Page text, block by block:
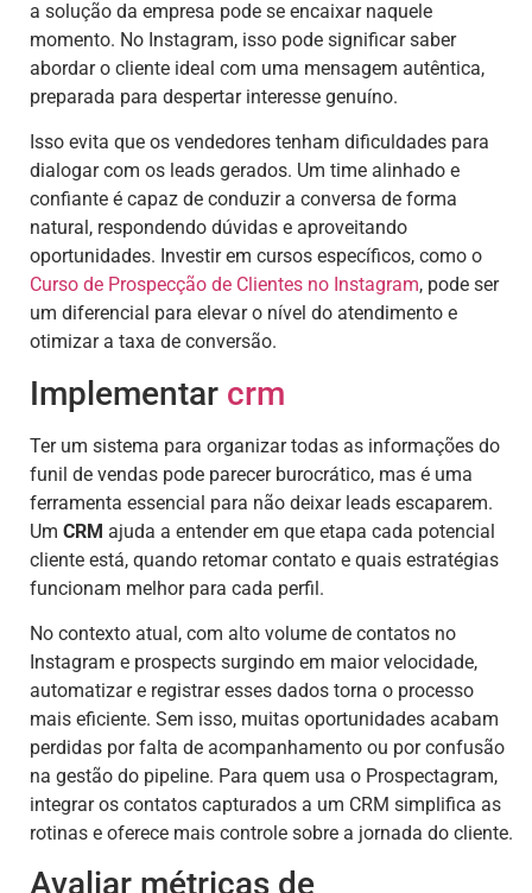
a solução da empresa pode se encaixar naquele
momento. No Instagram, isso pode significar saber
abordar o cliente ideal com uma mensagem autêntica,
preparada para despertar interesse genuíno.
Isso evita que os vendedores tenham dificuldades para
dialogar com os leads gerados. Um time alinhado e
confiante é capaz de conduzir a conversa de forma
natural, respondendo dúvidas e aproveitando
oportunidades. Investir em cursos específicos, como o
Curso de Prospecção de Clientes no Instagram, pode ser
um diferencial para elevar o nível do atendimento e
otimizar a taxa de conversão.
Implementar crm
Ter um sistema para organizar todas as informações do
funil de vendas pode parecer burocrático, mas é uma
ferramenta essencial para não deixar leads escaparem.
Um CRM ajuda a entender em que etapa cada potencial
cliente está, quando retomar contato e quais estratégias
funcionam melhor para cada perfil.
No contexto atual, com alto volume de contatos no
Instagram e prospects surgindo em maior velocidade,
automatizar e registrar esses dados torna o processo
mais eficiente. Sem isso, muitas oportunidades acabam
perdidas por falta de acompanhamento ou por confusão
na gestão do pipeline. Para quem usa o Prospectagram,
integrar os contatos capturados a um CRM simplifica as
rotinas e oferece mais controle sobre a jornada do cliente.
Avaliar métricas de